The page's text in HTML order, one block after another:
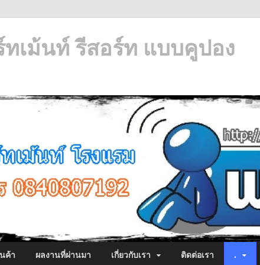
เม้นท์ รีสอร์ท แบบคูปอง
ค้า ผลงานที่ผ่านมา เกี่ยวกับเรา ติดต่อเรา .